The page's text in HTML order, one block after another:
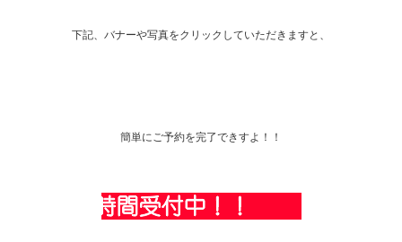
下記、バナーや写真をクリックしていただきますと、
簡単にご予約を完了できすよ！！